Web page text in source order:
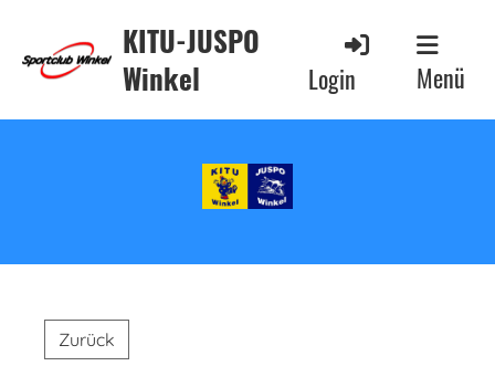
KITU-JUSPO
Winkel
Login Menü
Zurück